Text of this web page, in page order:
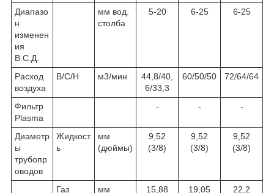
Диапазо
н
изменен
ия
В.С.Д.
мм вод.
столба
5-20 6-25 6-25
Расход
воздуха
В/С/Н м3/мин
44,8/40,
6/33,3
60/50/50 72/64/64
Фильтр
Plasma
- - -
Диаметр
ы
трубопр
оводов
Жидкост
ь
мм
(дюймы)
9,52
(3/8)
9,52
(3/8)
9,52
(3/8)
Газ
мм
15,88
19,05
22,2